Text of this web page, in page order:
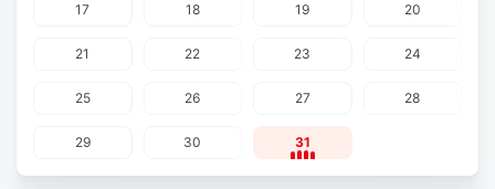
17 18 19 20
21 22 23 24
25 26 27 28
29 30 31